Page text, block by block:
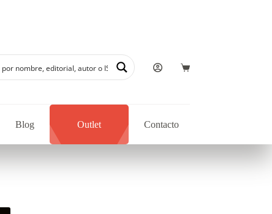
Blog Outlet Contacto